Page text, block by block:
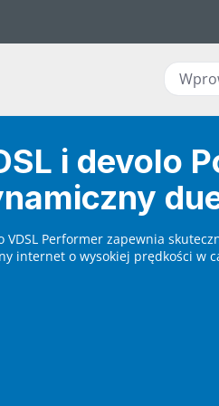
i devolo
VDSL Performer zapewnia
internet o wysokiej prędkości w